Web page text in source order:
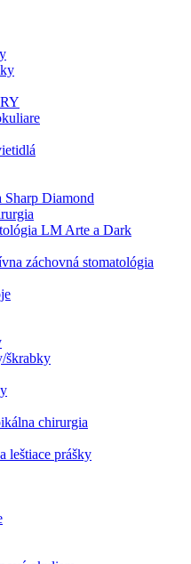
Sharp Diamond
LM Arte a Dark
záchovná stomatológia
škrabky
chirurgia
leštiace prášky